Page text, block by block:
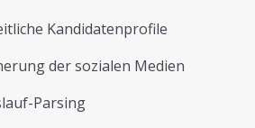
Kandidatenprofile
der sozialen Medien
Parsing